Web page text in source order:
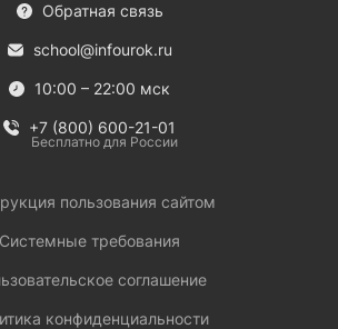
Обратная связь
school@infourok.ru
10:00 – 22:00 мск
+7 (800) 600-21-01
Бесплатно для России
пользования сайтом
Системные требования
соглашение
конфиденциальности